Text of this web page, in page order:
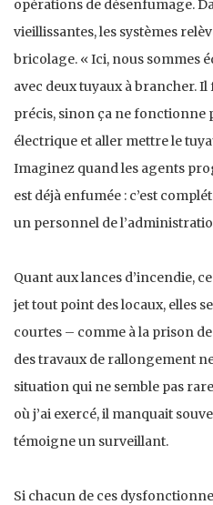
opérations de désenfumage.
vieillissantes, les systèmes
bricolage. « Ici, nous sommes
avec deux tuyaux à brancher.
précis, sinon ça ne fonctionne
électrique et aller mettre le
Imaginez quand les agents
est déjà enfumée : c’est
un personnel de
Quant aux lances d’incendie,
jet tout point des locaux, elles
courtes – comme à la prison de
des travaux de rallongement
situation qui ne semble pas
où j’ai exercé, il manquait
témoigne un surveillant.
Si chacun de ces